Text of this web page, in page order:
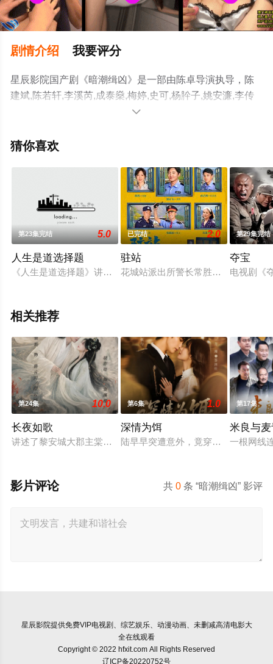
剧情介绍 我要评分
星辰影院国产剧《暗潮缉凶》是一部由陈卓导演执导，陈
建斌,陈若轩,李溪芮,成泰燊,梅婷,史可,杨肸子,姚安濂,李传
缨,钱漪,吴昊宸,管云鹏,吴双,郑家彬,令卓,韦奕波,于滨,张琛
集完结），手机免费观看高清无删减完整版电视剧全集就

猜你喜欢
第23集完结 5.0
人生是道选择题
《人生是道选择题》讲述了被婚姻关系搞到身心俱疲的“毕婚族
已完结 2.0
驻站
花城站派出所警长常胜正面临着事业
第29集完结
夺宝
电视剧《
相关推荐
第24集 10.0
长夜如歌
讲述了黎安城大郡主棠溪槿与烈云峥之间曲折动人的情感，以
第6集 1.0
深情为饵
陆早早突遭意外，竟穿越成民国少
第17集
米良与
一根网线
共0 条 “暗潮缉凶” 影评
影片评论
星辰影院提供免费VIP电视剧、综艺娱乐、动漫动画、未删减高清电影大
全在线观看
Copyright © 2022 hfxit.com All Rights Reserved
辽ICP备20220752号